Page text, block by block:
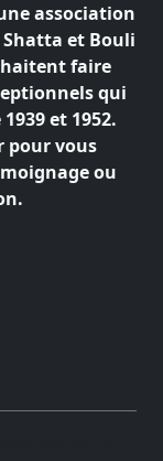
association
et Bouli
faire
qui
et 1952.
pour vous
ou